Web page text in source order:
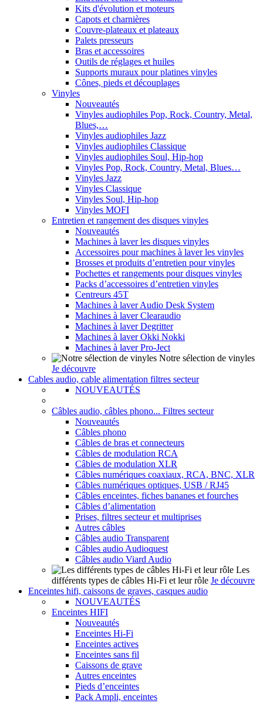
Kits d'évolution et moteurs
Capots et charnières
Couvre-plateaux et plateaux
Palets presseurs
Bras et accessoires
Outils de réglages et huiles
Supports muraux pour platines vinyles
Cônes, pieds et découplages
Vinyles
Nouveautés
Vinyles audiophiles Pop, Rock, Country, Metal,
Blues,…
Vinyles audiophiles Jazz
Vinyles audiophiles Classique
Vinyles audiophiles Soul, Hip-hop
Vinyles Pop, Rock, Country, Metal, Blues…
Vinyles Jazz
Vinyles Classique
Vinyles Soul, Hip-hop
Vinyles MOFI
Entretien et rangement des disques vinyles
Nouveautés
Machines à laver les disques vinyles
Accessoires pour machines à laver les vinyles
Brosses et produits d’entretien pour vinyles
Pochettes et rangements pour disques vinyles
Packs d’accessoires d’entretien vinyles
Centreurs 45T
Machines à laver Audio Desk System
Machines à laver Clearaudio
Machines à laver Degritter
Machines à laver Okki Nokki
Machines à laver Pro-Ject
Notre sélection de vinyles
Je découvre
Cables audio, cable alimentation filtres secteur
NOUVEAUTÉS
Câbles audio, câbles phono... Filtres secteur
Nouveautés
Câbles phono
Câbles de bras et connecteurs
Câbles de modulation RCA
Câbles de modulation XLR
Câbles numériques coaxiaux, RCA, BNC, XLR
Câbles numériques optiques, USB / RJ45
Câbles enceintes, fiches bananes et fourches
Câbles d’alimentation
Prises, filtres secteur et multiprises
Autres câbles
Câbles audio Transparent
Câbles audio Audioquest
Câbles audio Viard Audio
Les
différents types de câbles Hi-Fi et leur rôle Je découvre
Enceintes hifi, caissons de graves, casques audio
NOUVEAUTÉS
Enceintes HIFI
Nouveautés
Enceintes Hi-Fi
Enceintes actives
Enceintes sans fil
Caissons de grave
Autres enceintes
Pieds d’enceintes
Pack Ampli, enceintes